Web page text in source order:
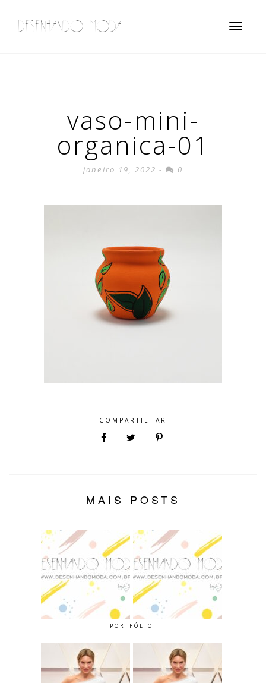
Toggle
DESENHANDO MODA
vaso-mini-
organica-01
janeiro 19, 2022 - 0
COMPARTILHAR
MAIS POSTS
PORTFÓLIO